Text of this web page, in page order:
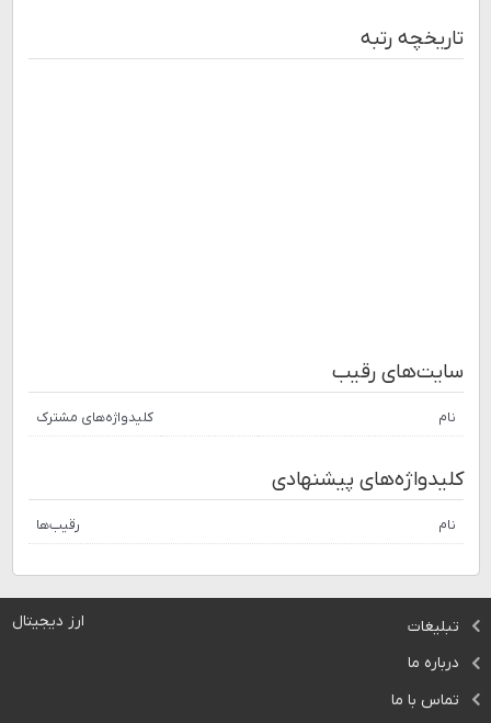
تاریخچه رتبه
سایت‌های رقیب
نام کلیدواژه‌های مشترک
کلیدواژه‌های پیشنهادی
نام رقیب‌ها
ارز دیجیتال
تبلیغات
درباره ما
تماس با ما